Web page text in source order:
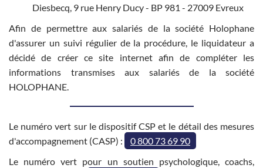
Diesbecq, 9 rue Henry Ducy - BP 981 - 27009 Evreux
Afin de permettre aux salariés de la société Holophane
d'assurer un suivi régulier de la procédure, le liquidateur a
décidé de créer ce site internet afin de compléter les
informations transmises aux salariés de la société
HOLOPHANE.
Le numéro vert sur le dispositif CSP et le détail des mesures
d'accompagnement (CASP) :
0 800 73 69 90
Le numéro vert pour un soutien psychologique, coachs,